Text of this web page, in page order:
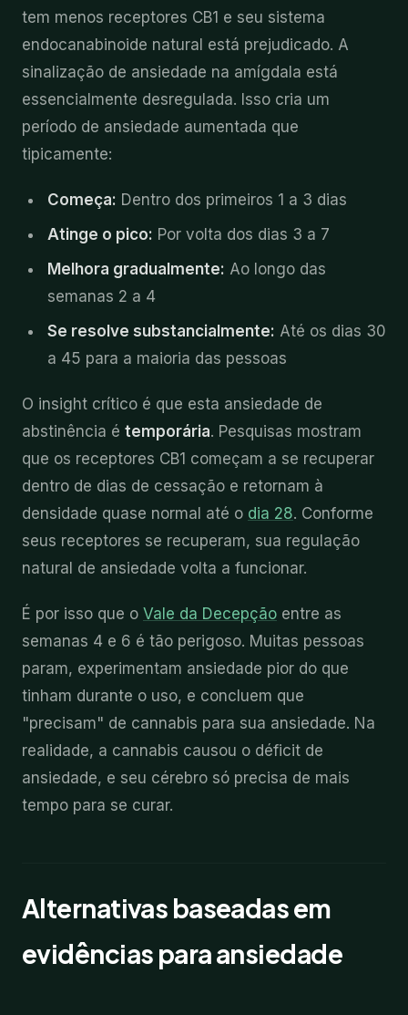
tem menos receptores CB1 e seu sistema
endocanabinoide natural está prejudicado. A
sinalização de ansiedade na amígdala está
essencialmente desregulada. Isso cria um
período de ansiedade aumentada que
tipicamente:
Começa: Dentro dos primeiros 1 a 3 dias
Atinge o pico: Por volta dos dias 3 a 7
Melhora gradualmente: Ao longo das
semanas 2 a 4
Se resolve substancialmente: Até os dias 30
a 45 para a maioria das pessoas
O insight crítico é que esta ansiedade de
abstinência é temporária. Pesquisas mostram
que os receptores CB1 começam a se recuperar
dentro de dias de cessação e retornam à
densidade quase normal até o dia 28. Conforme
seus receptores se recuperam, sua regulação
natural de ansiedade volta a funcionar.
É por isso que o Vale da Decepção entre as
semanas 4 e 6 é tão perigoso. Muitas pessoas
param, experimentam ansiedade pior do que
tinham durante o uso, e concluem que
"precisam" de cannabis para sua ansiedade. Na
realidade, a cannabis causou o déficit de
ansiedade, e seu cérebro só precisa de mais
tempo para se curar.
Alternativas baseadas em
evidências para ansiedade